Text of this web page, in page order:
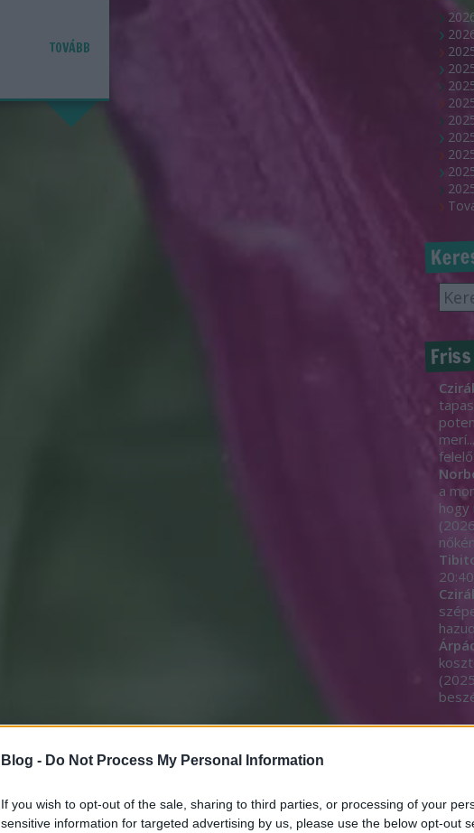
Blog - Do Not Process My Personal Information
If you wish to opt-out of the sale, sharing to third parties, or processing of your
sensitive information for targeted advertising by us, please use the below opt-out
TOVÁBB
merí...
a
hogy
(
20:40
(